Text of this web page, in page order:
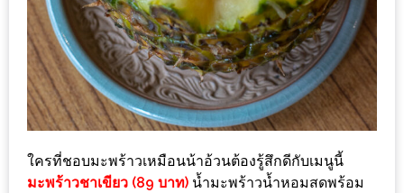
ดี
กับ
วงใน
แจก
ฟรี
LINE
GIFTCODE!
ใครที่ชอบมะพร้าวเหมือนน้าอ้วนต้องรู้สึกดีกับเมนูนี้
มะพร้าวชาเขียว (89 บาท) น้ำมะพร้าวน้ำหอมสดพร้อม